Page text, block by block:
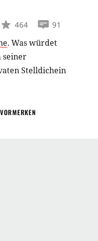
464 91
. Was würdet
seiner
Stelldichein